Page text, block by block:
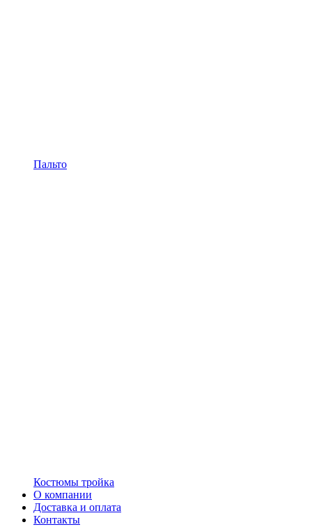
Пальто
Костюмы тройка
О компании
Доставка и оплата
Контакты